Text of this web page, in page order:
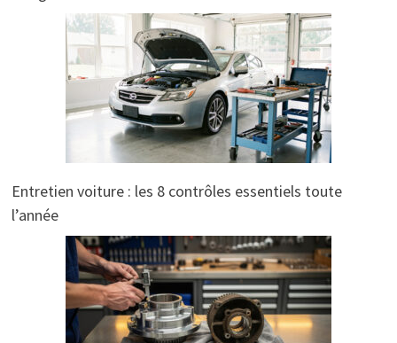
Entretien voiture : les 8 contrôles essentiels toute
l’année